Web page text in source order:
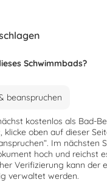
Schwimmbads?
beanspruchen
kostenlos als Bad-
klicke oben auf dieser
Im nächsten
hoch und reichst
Verifizierung kann der
verwaltet werden.